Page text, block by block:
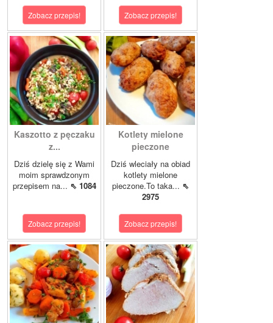
Zobacz przepis! Zobacz przepis!
Kaszotto z pęczaku
z...
Dziś dzielę się z Wami
moim sprawdzonym
przepisem na... ⇖ 1084
Zobacz przepis!
Kotlety mielone
pieczone
Dziś wleciały na obiad
kotlety mielone
pieczone.To taka... ⇖
2975
Zobacz przepis!